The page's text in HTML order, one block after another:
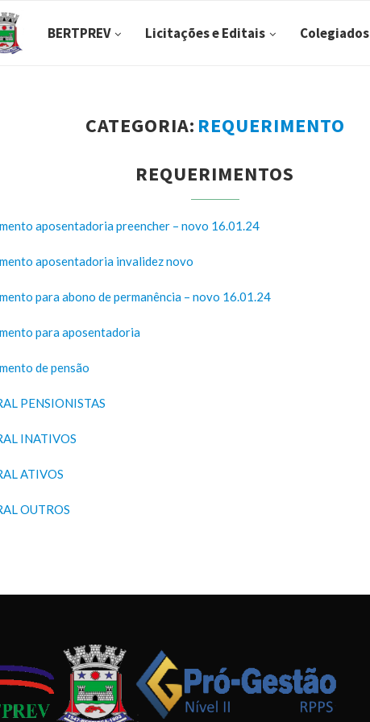
BERTPREV Licitações e Editais Colegiados
CATEGORIA: REQUERIMENTO
REQUERIMENTOS
aposentadoria preencher – novo 16.01.24
aposentadoria invalidez novo
para abono de permanência – novo 16.01.24
para aposentadoria
de pensão
PENSIONISTAS
INATIVOS
ATIVOS
OUTROS